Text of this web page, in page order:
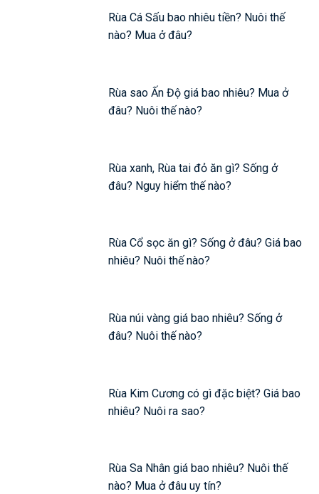
Rùa Cá Sấu bao nhiêu tiền? Nuôi thế
nào? Mua ở đâu?
Rùa sao Ấn Độ giá bao nhiêu? Mua ở
đâu? Nuôi thế nào?
Rùa xanh, Rùa tai đỏ ăn gì? Sống ở
đâu? Nguy hiểm thế nào?
Rùa Cổ sọc ăn gì? Sống ở đâu? Giá bao
nhiêu? Nuôi thế nào?
Rùa núi vàng giá bao nhiêu? Sống ở
đâu? Nuôi thế nào?
Rùa Kim Cương có gì đặc biệt? Giá bao
nhiêu? Nuôi ra sao?
Rùa Sa Nhân giá bao nhiêu? Nuôi thế
nào? Mua ở đâu uy tín?